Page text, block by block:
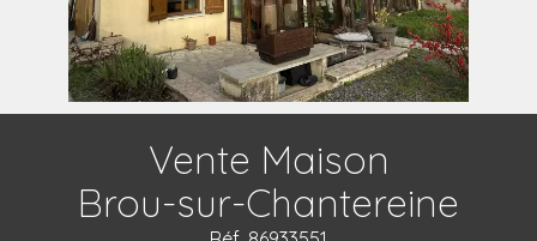
Vente Maison
Brou-sur-Chantereine